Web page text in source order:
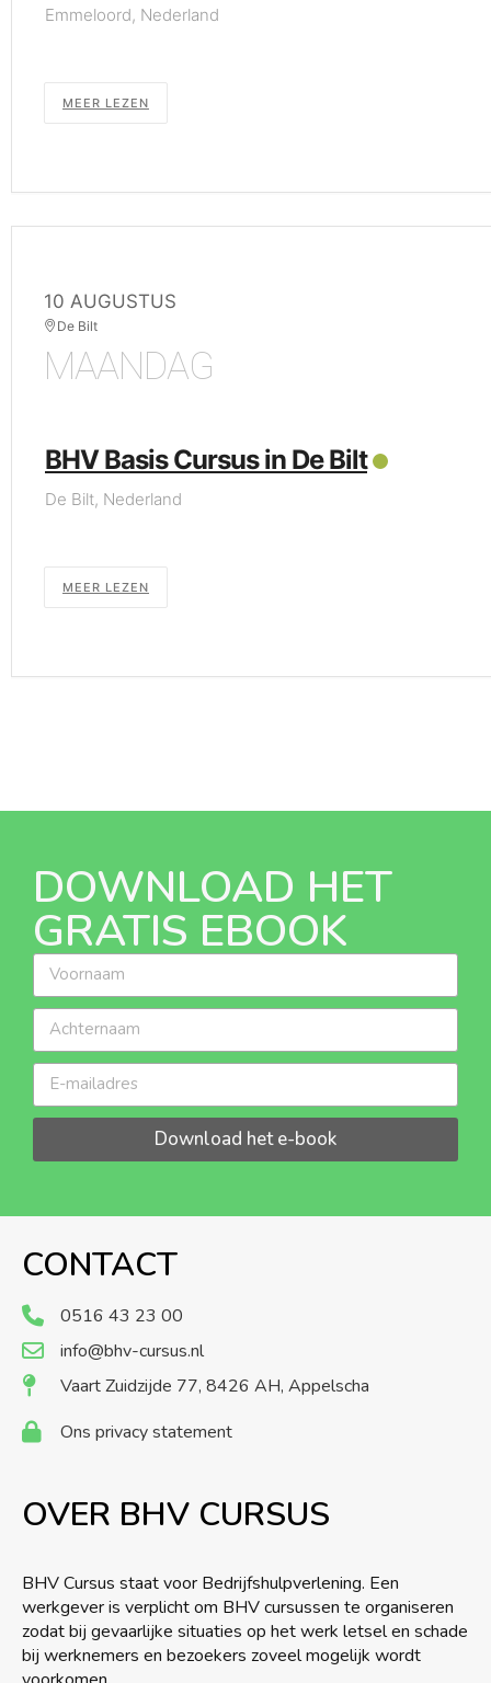
Emmeloord, Nederland
MEER LEZEN
10 AUGUSTUS
De Bilt
MAANDAG
BHV Basis Cursus in De Bilt
De Bilt, Nederland
MEER LEZEN
DOWNLOAD HET
GRATIS EBOOK
Download het e-book
CONTACT
0516 43 23 00
info@bhv-cursus.nl
Vaart Zuidzijde 77, 8426 AH, Appelscha
Ons privacy statement
OVER BHV CURSUS
BHV Cursus staat voor Bedrijfshulpverlening. Een
werkgever is verplicht om BHV cursussen te organiseren
zodat bij gevaarlijke situaties op het werk letsel en schade
bij werknemers en bezoekers zoveel mogelijk wordt